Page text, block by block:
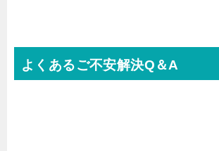
よくあるご不安解決Q＆A